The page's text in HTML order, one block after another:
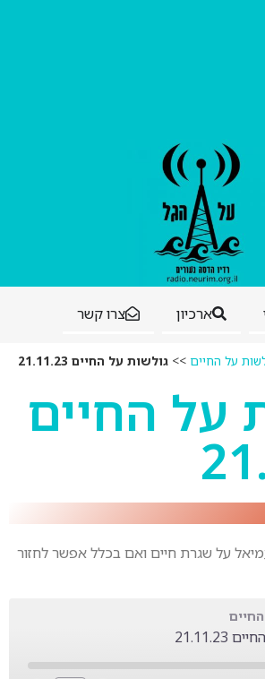
ארכיון צרו קשר
על החיים >> גולשות על החיים 21.11.23
על החיים
על שגרת חיים ואם בכלל אפשר לחזור